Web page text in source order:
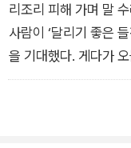
리조리 피해 가며 말
사람이 ‘달리기 좋은
을 기대했다. 게다가
가파르고 축축한 들판
금은 풀이 발에 달라